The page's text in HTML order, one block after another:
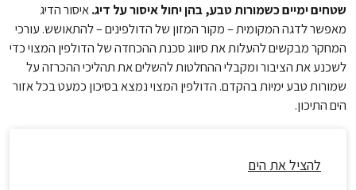
שטחים ימיים כשמורות טבע, בהן יחול איסור על דיג.איסור הדיג
מאפשר לדגה המקומית – מקור המזון של הדולפינים – להתאושש. עורכי
המחקר מבקשים להעלות את סיווג סכנת ההכחדה של הדולפין המצוי כדי
לשכנע את הציבור ומקבלי ההחלטות להשלים את תהליכי ההכרזה על
שמורות טבע ימיות בהקדם. הדולפין המצוי נמצא בסיכון כמעט בכל אזור
הים התיכון.
להציל את הים